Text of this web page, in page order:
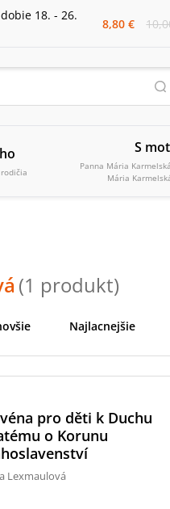
18. - 26.
8,80 €
S
Panna Mária
Mária
(1 produkt)
Najlacnejšie
pro děti k Duchu
o Korunu
Lexmaulová